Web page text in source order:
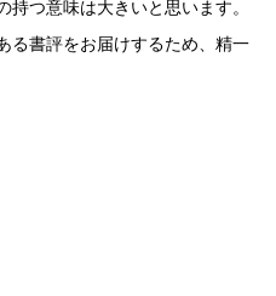
つ意味は大きいと思います。
る書評をお届けするため、精一